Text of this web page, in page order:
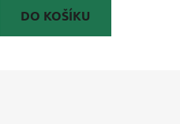
DO KOŠÍKU